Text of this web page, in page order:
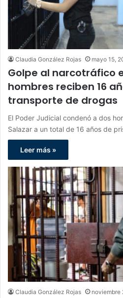
Claudia González Rojas mayo 15,
Golpe al narcotráfico
hombres reciben 16
transporte de drogas
El Poder Judicial condenó a dos
Salazar a un total de 16 años de
Leer más »
Claudia González Rojas noviembre